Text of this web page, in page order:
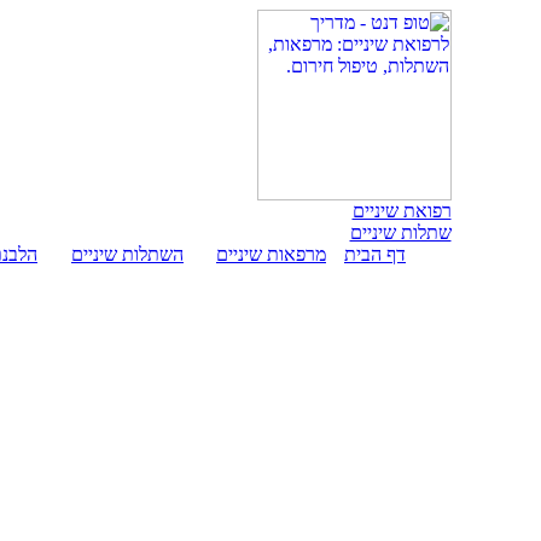
רפואת שיניים
שתלות שיניים
דף הבית
מרפאות שיניים השתלות שיניים